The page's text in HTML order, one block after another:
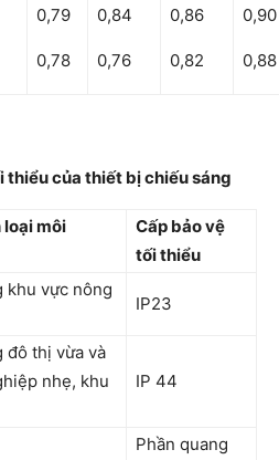
0,79
0,78
0,84
0,76
0,86
0,82
0,90
0,88
thiểu của thiết bị chiếu sáng
loại môi
Cấp bảo vệ
tối thiểu
khu vực nông
IP23
đô thị vừa và
nhẹ, khu
IP 44
Phần quang